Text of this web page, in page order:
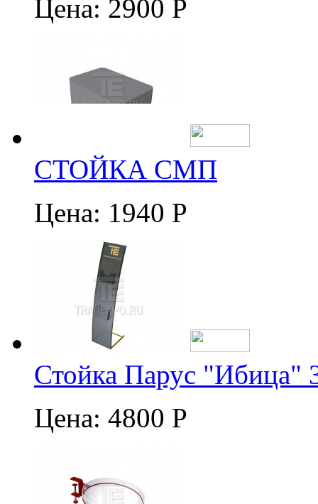
Цена: 2900 Р
СТОЙКА СМП
Цена: 1940 Р
Стойка Парус "Ибица"
Цена: 4800 Р